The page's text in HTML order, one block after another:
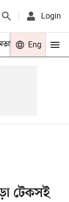
Login
খেলা
Eng
টেকসই